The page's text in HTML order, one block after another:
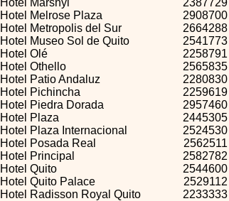
Hotel Marshyl
Hotel Melrose Plaza
Hotel Metropolis del Sur
Hotel Museo Sol de Quito
Hotel Olé
Hotel Othello
Hotel Patio Andaluz
Hotel Pichincha
Hotel Piedra Dorada
Hotel Plaza
Hotel Plaza Internacional
Hotel Posada Real
Hotel Principal
Hotel Quito
Hotel Quito Palace
Hotel Radisson Royal Quito
2387729
2908700
2664288
2541773
2258791
2565835
2280830
2259619
2957460
2445305
2524530
2562511
2582782
2544600
2529112
2233333